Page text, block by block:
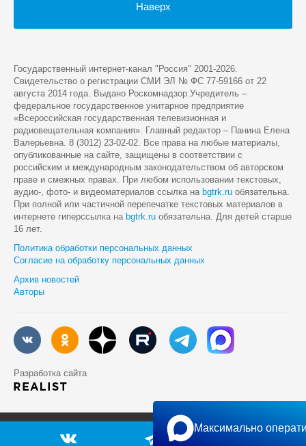
Наверх
Государственный интернет-канал "Россия" 2001-2026.
Cвидетельство о регистрации СМИ ЭЛ № ФС 77-59166 от 22
августа 2014 года. Выдано Роскомнадзор.Учредитель –
федеральное государственное унитарное предприятие
«Всероссийская государственная телевизионная и
радиовещательная компания». Главный редактор – Панина Елена
Валерьевна. 8 (3012) 23-02-02. Все права на любые материалы,
опубликованные на сайте, защищены в соответствии с
российским и международным законодательством об авторском
праве и смежных правах. При любом использовании текстовых,
аудио-, фото- и видеоматериалов ссылка на bgtrk.ru обязательна.
При полной или частичной перепечатке текстовых материалов в
интернете гиперссылка на bgtrk.ru обязательна. Для детей старше
16 лет.
Политика обработки персональных данных
Согласие на обработку персональных данных
Архив новостей
Авторы
Разработка сайта
Максимально